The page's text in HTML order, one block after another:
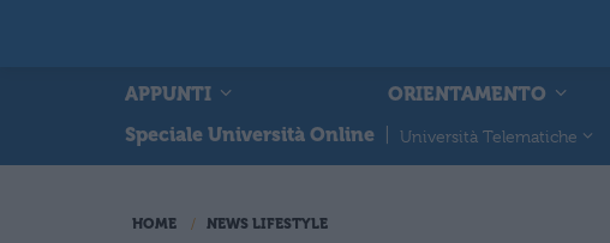
APPUNTI ORIENTAMENTO
Speciale Università Online
Università Telematiche
HOME NEWS LIFESTYLE